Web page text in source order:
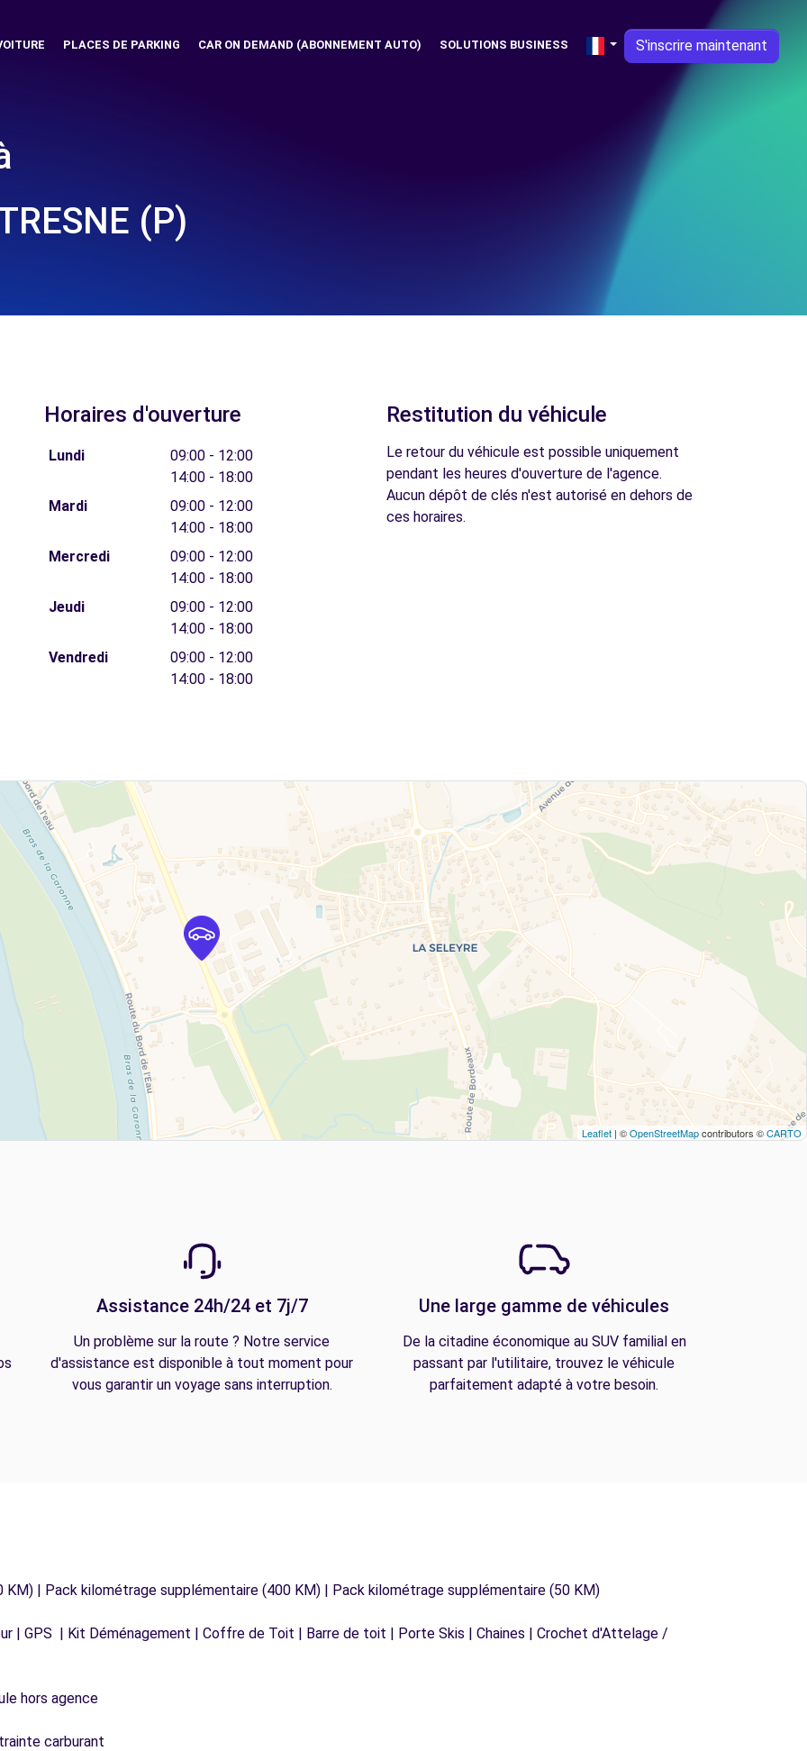
PLACES DE PARKING CAR ON DEMAND (ABONNEMENT AUTO) SOLUTIONS BUSINESS S'inscrire maintenant
(P)
Horaires d'ouverture
Lundi
09:00 - 12:00
14:00 - 18:00
Mardi
09:00 - 12:00
14:00 - 18:00
Mercredi
09:00 - 12:00
14:00 - 18:00
Jeudi
09:00 - 12:00
14:00 - 18:00
Vendredi
09:00 - 12:00
14:00 - 18:00
Restitution du véhicule
Le retour du véhicule est possible uniquement
pendant les heures d'ouverture de l'agence.
Aucun dépôt de clés n'est autorisé en dehors de
ces horaires.
Leaflet | ©OpenStreetMapcontributors ©CARTO
Assistance 24h/24 et 7j/7
Un problème sur la route ? Notre service
d'assistance est disponible à tout moment pour
vous garantir un voyage sans interruption.
Une large gamme de véhicules
De la citadine économique au SUV familial en
passant par l'utilitaire, trouvez le véhicule
parfaitement adapté à votre besoin.
| Pack kilométrage supplémentaire (400 KM) | Pack kilométrage supplémentaire (50 KM)
| GPS | Kit Déménagement | Coffre de Toit | Barre de toit | Porte Skis | Chaines | Crochet d'Attelage /
hors agence
carburant